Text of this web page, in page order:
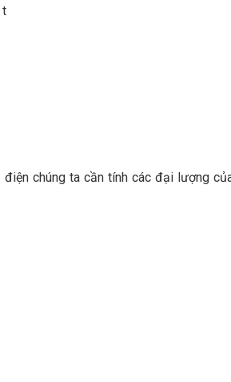
t
chúng ta cần tính các đại lượng